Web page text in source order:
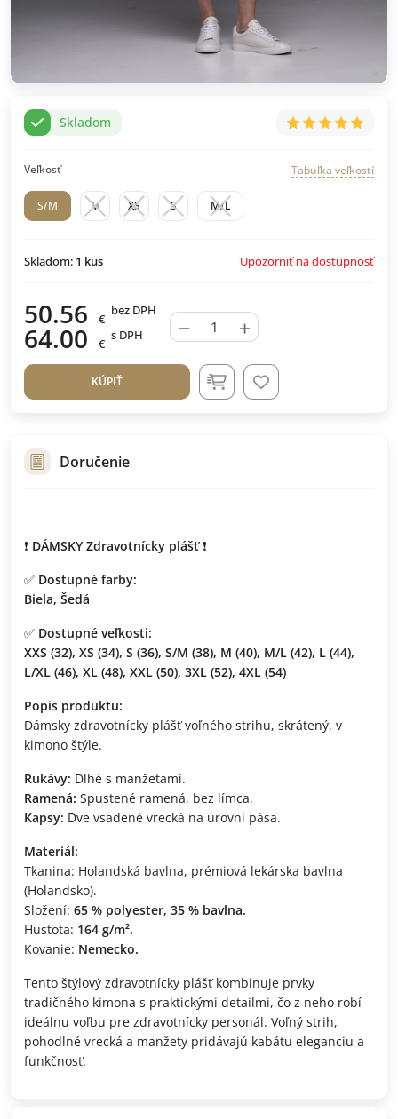
Skladom
Veľkosť Tabuľka veľkostí
S/M M XS S M/L
Skladom: 1 kus Upozorniť na dostupnosť
50.56 €
bez DPH
64.00 €
s DPH − +
KÚPIŤ
Doručenie
❗ DÁMSKY Zdravotnícky plášť❗
✅ Dostupné farby:
Biela, Šedá
✅ Dostupné veľkosti:
XXS (32), XS (34), S (36), S/M (38), M (40), M/L (42), L (44),
L/XL (46), XL (48), XXL (50), 3XL (52), 4XL (54)
Popis produktu:
Dámsky zdravotnícky plášť voľného strihu, skrátený, v
kimono štýle.
Rukávy: Dlhé s manžetami.
Ramená: Spustené ramená, bez límca.
Kapsy: Dve vsadené vrecká na úrovni pása.
Materiál:
Tkanina: Holandská bavlna, prémiová lekárska bavlna
(Holandsko).
Složení: 65 % polyester, 35 % bavlna.
Hustota: 164 g/m².
Kovanie: Nemecko.
Tento štýlový zdravotnícky plášť kombinuje prvky
tradičného kimona s praktickými detailmi, čo z neho robí
ideálnu voľbu pre zdravotnícky personál. Voľný strih,
pohodlné vrecká a manžety pridávajú kabátu eleganciu a
funkčnosť.